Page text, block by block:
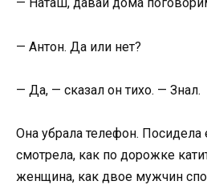
— Наташ, давай дома
— Антон. Да или нет?
— Да, — сказал он тихо. — Знал.
Она убрала телефон.
смотрела, как по дорожке
женщина, как двое мужчин